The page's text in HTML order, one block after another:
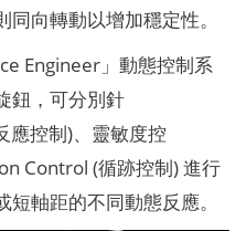
向轉動以增加穩定性。
Engineer」動態控制系
鈕，可分別針
應控制)、靈敏度控
Control (循跡控制) 進行
軸距的不同動態反應。